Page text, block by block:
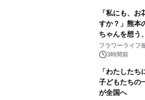
「私にも、
すか？」熊本
ちゃんを想う
フラワーライフ
3時間前
「わたしたち
子どもたちの
が全国へ